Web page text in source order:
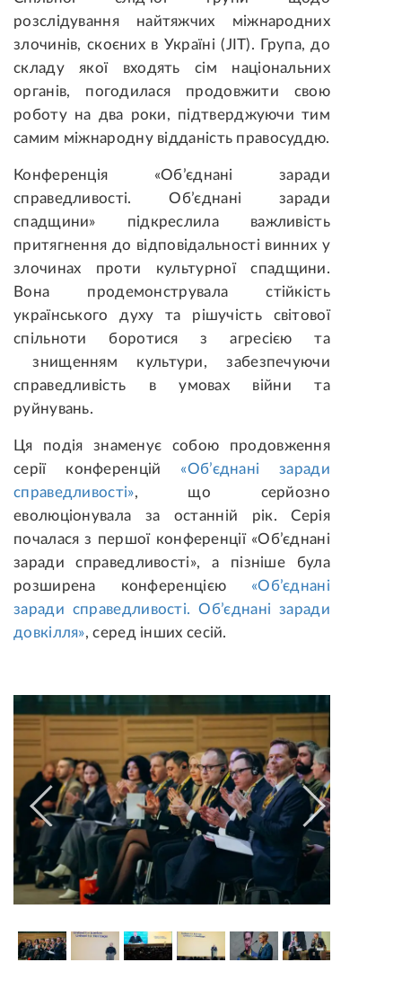
розслідування найтяжчих міжнародних
злочинів, скоєних в Україні (JIT). Група, до
складу якої входять сім національних
органів, погодилася продовжити свою
роботу на два роки, підтверджуючи тим
самим міжнародну відданість правосуддю.
Конференція «Об’єднані заради
справедливості. Об’єднані заради
спадщини» підкреслила важливість
притягнення до відповідальності винних у
злочинах проти культурної спадщини.
Вона продемонструвала стійкість
українського духу та рішучість світової
спільноти боротися з агресією та
знищенням культури, забезпечуючи
справедливість в умовах війни та
руйнувань.
Ця подія знаменує собою продовження
серії конференцій «Об’єднані заради
справедливості», що серйозно
еволюціонувала за останній рік. Серія
почалася з першої конференції «Об’єднані
заради справедливості», а пізніше була
розширена конференцією «Об’єднані
заради справедливості. Об’єднані заради
довкілля», серед інших сесій.